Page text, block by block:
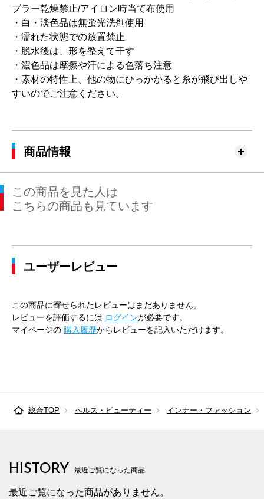
ブラー乾燥禁止/アイロン時当て布使用
・白・淡色品は無蛍光洗剤使用
・濡れた状態での放置禁止
・脱水後は、形を整えて干す
・濃色品は摩擦や汗による色落ち注意
・素材の特性上、他の物にひっかかると糸が飛び出しや
すいのでご注意ください。
商品情報
この商品を見た人は
こちらの商品も見ています
ユーザーレビュー
この商品に寄せられたレビューはまだありません。
レビューを評価するには ログインが必要です。
マイページの 購入履歴からレビューを記入いただけます。
総合TOP ヘルス・ビューティー インナー・ファッション
HISTORY 最近ご覧になった商品
最近ご覧になった商品がありません。